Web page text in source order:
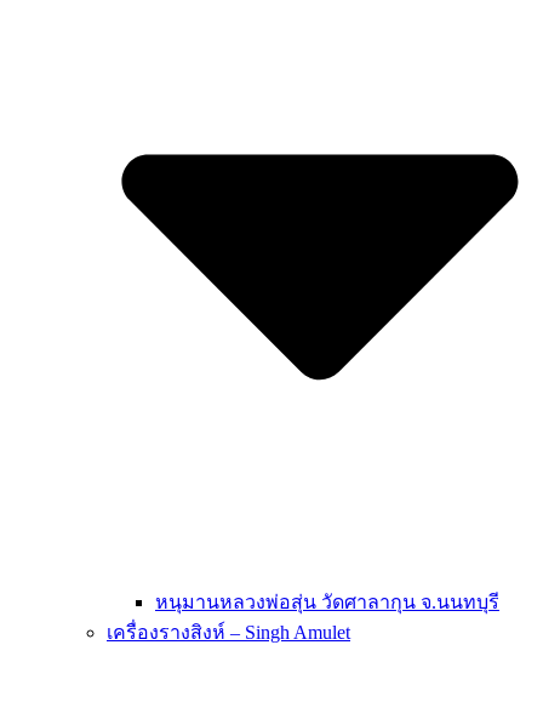
หนุมานหลวงพ่อสุ่น วัดศาลากุน จ.นนทบุรี
เครื่องรางสิงห์ – Singh Amulet